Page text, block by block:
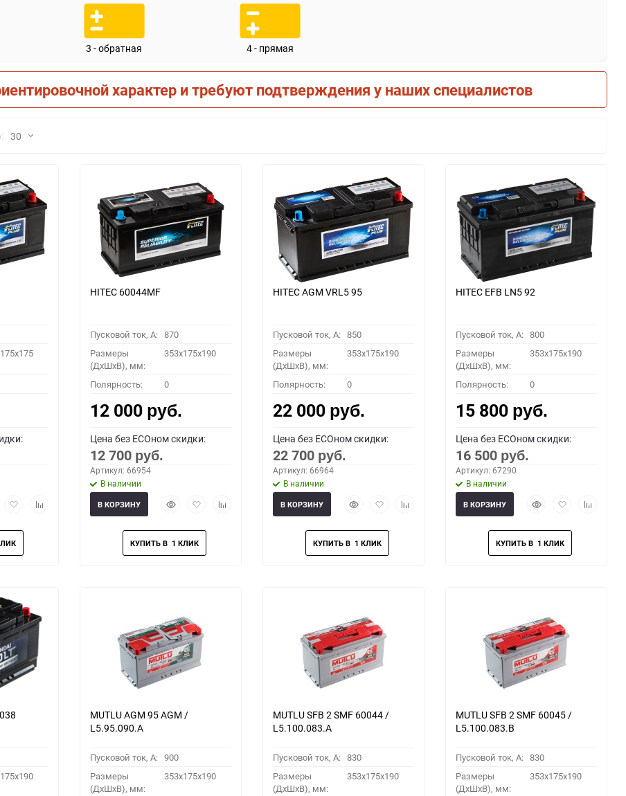
3 - обратная 4 - прямая
характер и требуют подтверждения у наших специалистов
30
Добавить
избранное
Добавить
HITEC 60044MF
Пусковой ток, A: 870
Размеры
(ДхШхВ), мм:
353x175x190
Полярность: 0
12 000 руб.
Цена без ECOном скидки:
12 700 руб.
Артикул: 66954
В наличии
БыстрыйДобавить
избранное
Добавить
В КОРЗИНУ
HITEC AGM VRL5 95
Пусковой ток, A: 850
Размеры
(ДхШхВ), мм:
353x175x190
Полярность: 0
22 000 руб.
Цена без ECOном скидки:
22 700 руб.
Артикул: 66964
В наличии
БыстрыйДобавить
избранное
Добавить
В КОРЗИНУ
HITEC EFB LN5 92
Пусковой ток, A: 800
Размеры
(ДхШхВ), мм:
353x175x190
Полярность: 0
15 800 руб.
Цена без ECOном скидки:
16 500 руб.
Артикул: 67290
В наличии
БыстрыйДобавить
избранное
Добавить
В КОРЗИНУ
MUTLU AGM 95 AGM /
L5.95.090.A
Пусковой ток, A: 900
Размеры
(ДхШхВ), мм:
353x175x190
MUTLU SFB 2 SMF 60044 /
L5.100.083.A
Пусковой ток, A: 830
Размеры
(ДхШхВ), мм:
353x175x190
MUTLU SFB 2 SMF 60045 /
L5.100.083.B
Пусковой ток, A: 830
Размеры
(ДхШхВ), мм:
353x175x190